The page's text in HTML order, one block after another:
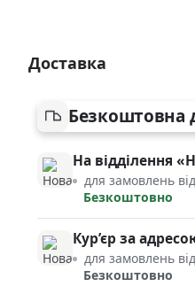
Доставка
Безкоштовна
На відділення
для замовлень
Безкоштовно
Кур’єр за
для замовлень
Безкоштовно